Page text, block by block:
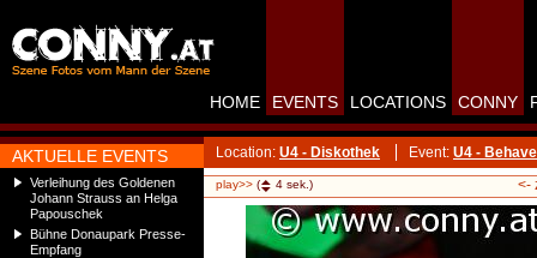
AKTUELLE EVENTS
Verleihung des Goldenen
Johann Strauss an Helga
Papouschek
Bühne Donaupark Presse-
Empfang
HOME EVENTS LOCATIONS CONNY
Location: U4 - Diskothek Event: U4 - Behave
play>> ( 4 sek.) <-